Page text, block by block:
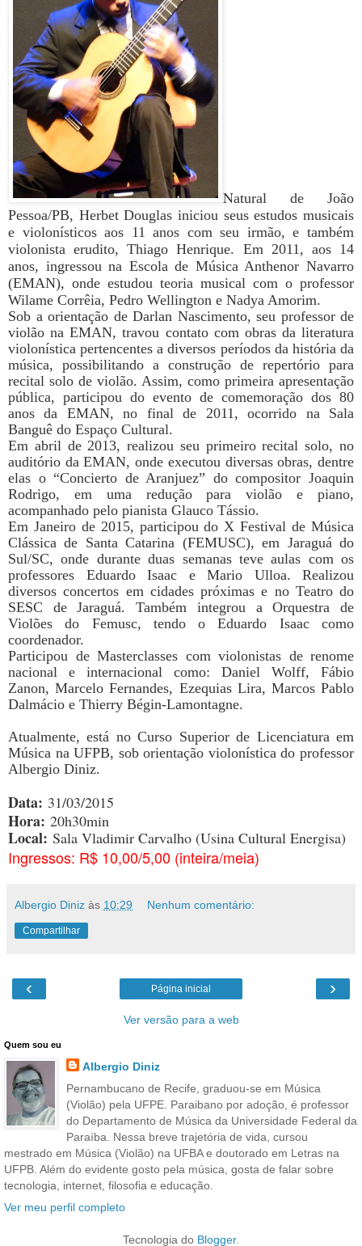
Natural de João
Pessoa/PB, Herbet Douglas iniciou seus estudos musicais
e violonísticos aos 11 anos com seu irmão, e também
violonista erudito, Thiago Henrique. Em 2011, aos 14
anos, ingressou na Escola de Música Anthenor Navarro
(EMAN), onde estudou teoria musical com o professor
Wilame Corrêia, Pedro Wellington e Nadya Amorim.
Sob a orientação de Darlan Nascimento, seu professor de
violão na EMAN, travou contato com obras da literatura
violonística pertencentes a diversos períodos da história da
música, possibilitando a construção de repertório para
recital solo de violão. Assim, como primeira apresentação
pública, participou do evento de comemoração dos 80
anos da EMAN, no final de 2011, ocorrido na Sala
Banguê do Espaço Cultural.
Em abril de 2013, realizou seu primeiro recital solo, no
auditório da EMAN, onde executou diversas obras, dentre
elas o “Concierto de Aranjuez” do compositor Joaquin
Rodrigo, em uma redução para violão e piano,
acompanhado pelo pianista Glauco Tássio.
Em Janeiro de 2015, participou do X Festival de Música
Clássica de Santa Catarina (FEMUSC), em Jaraguá do
Sul/SC, onde durante duas semanas teve aulas com os
professores Eduardo Isaac e Mario Ulloa. Realizou
diversos concertos em cidades próximas e no Teatro do
SESC de Jaraguá. Também integrou a Orquestra de
Violões do Femusc, tendo o Eduardo Isaac como
coordenador.
Participou de Masterclasses com violonistas de renome
nacional e internacional como: Daniel Wolff, Fábio
Zanon, Marcelo Fernandes, Ezequias Lira, Marcos Pablo
Dalmácio e Thierry Bégin-Lamontagne.
Atualmente, está no Curso Superior de Licenciatura em
Música na UFPB, sob orientação violonística do professor
Albergio Diniz.
Data: 31/03/2015
Hora: 20h30min
Local: Sala Vladimir Carvalho (Usina Cultural Energisa)
Ingressos: R$ 10,00/5,00 (inteira/meia)
Albergio Diniz às 10:29 Nenhum comentário:
Compartilhar
‹ ›
Página inicial
Ver versão para a web
Quem sou eu
Albergio Diniz
Pernambucano de Recife, graduou-se em Música
(Violão) pela UFPE. Paraibano por adoção, é professor
do Departamento de Música da Universidade Federal da
Paraíba. Nessa breve trajetória de vida, cursou
mestrado em Música (Violão) na UFBA e doutorado em Letras na
UFPB. Além do evidente gosto pela música, gosta de falar sobre
tecnologia, internet, filosofia e educação.
Ver meu perfil completo
Tecnologia do Blogger.